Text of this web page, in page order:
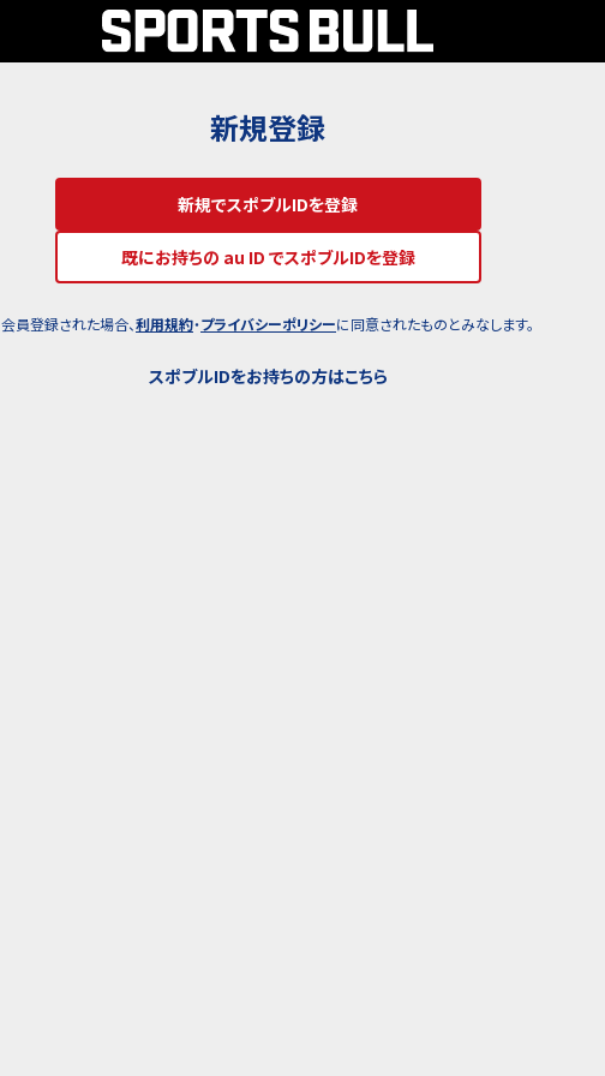
新規登録
新規でスポブルIDを登録
既にお持ちの au ID でスポブルIDを登録
会員登録された場合、利用規約・プライバシーポリシーに同意されたものとみなします。
スポブルIDをお持ちの方はこちら